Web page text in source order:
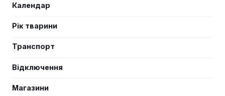
Календар
Рік тварини
Транспорт
Відключення
Магазини